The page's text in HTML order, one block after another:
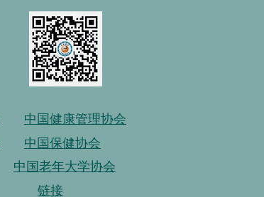
中国健康管理协会
中国保健协会
中国老年大学协会
链接